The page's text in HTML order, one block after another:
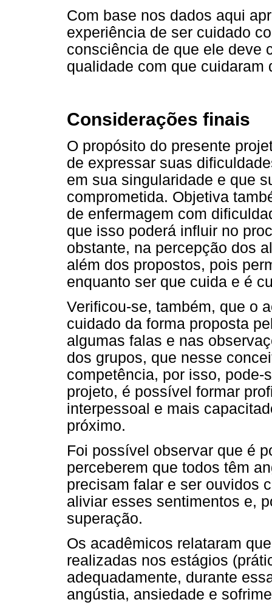
Com base nos dados aqui
experiência de ser cuidado
consciência de que ele deve
qualidade com que cuidaram
Considerações finais
O propósito do presente
de expressar suas
em sua singularidade e que
comprometida. Objetiva
de enfermagem com
que isso poderá influir no
obstante, na percepção dos
além dos propostos, pois
enquanto ser que cuida e é
Verificou-se, também, que o
cuidado da forma proposta
algumas falas e nas
dos grupos, que nesse
competência, por isso,
projeto, é possível formar
interpessoal e mais
próximo.
Foi possível observar que é
perceberem que todos têm
precisam falar e ser ouvidos
aliviar esses sentimentos e,
superação.
Os acadêmicos relataram
realizadas nos estágios
adequadamente, durante
angústia, ansiedade e